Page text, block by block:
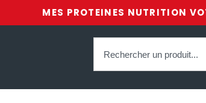
MES PROTEINES NUTRITION